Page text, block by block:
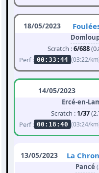
18/05/2023
Scratch :6/688
Perf : 00:33:44 (03:22/
14/05/2023
Ercé-en-
Scratch : 1/37
Perf : 00:18:40 (03:24/
13/05/2023 La
Pancé